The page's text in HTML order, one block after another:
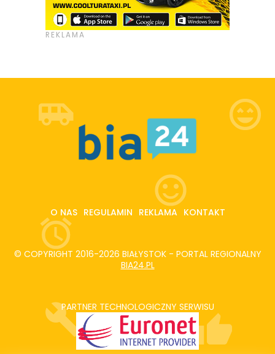
O NAS REGULAMIN REKLAMA KONTAKT
© COPYRIGHT 2016-2026 BIAŁYSTOK - PORTAL REGIONALNY
BIA24.PL
PARTNER TECHNOLOGICZNY SERWISU